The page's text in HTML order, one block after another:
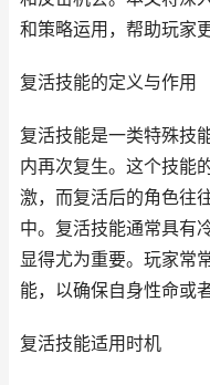
和策略运用，帮助玩家
复活技能的定义与作用
复活技能是一类特殊技
内再次复生。这个技能
激，而复活后的角色往
中。复活技能通常具有
显得尤为重要。玩家常
能，以确保自身性命或
复活技能适用时机